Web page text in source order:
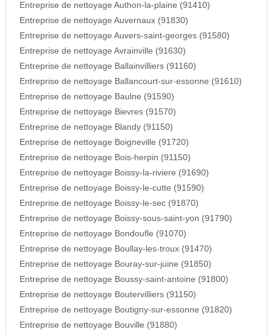
Entreprise de nettoyage Authon-la-plaine (91410)
Entreprise de nettoyage Auvernaux (91830)
Entreprise de nettoyage Auvers-saint-georges (91580)
Entreprise de nettoyage Avrainville (91630)
Entreprise de nettoyage Ballainvilliers (91160)
Entreprise de nettoyage Ballancourt-sur-essonne (91610)
Entreprise de nettoyage Baulne (91590)
Entreprise de nettoyage Bievres (91570)
Entreprise de nettoyage Blandy (91150)
Entreprise de nettoyage Boigneville (91720)
Entreprise de nettoyage Bois-herpin (91150)
Entreprise de nettoyage Boissy-la-riviere (91690)
Entreprise de nettoyage Boissy-le-cutte (91590)
Entreprise de nettoyage Boissy-le-sec (91870)
Entreprise de nettoyage Boissy-sous-saint-yon (91790)
Entreprise de nettoyage Bondoufle (91070)
Entreprise de nettoyage Boullay-les-troux (91470)
Entreprise de nettoyage Bouray-sur-juine (91850)
Entreprise de nettoyage Boussy-saint-antoine (91800)
Entreprise de nettoyage Boutervilliers (91150)
Entreprise de nettoyage Boutigny-sur-essonne (91820)
Entreprise de nettoyage Bouville (91880)